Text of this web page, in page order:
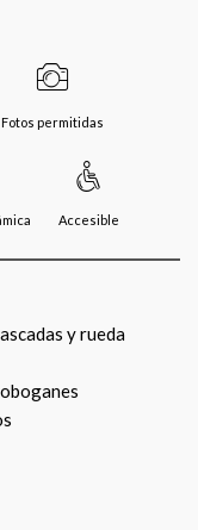
Fotos permitidas
Accesible
y rueda